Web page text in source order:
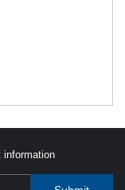
information